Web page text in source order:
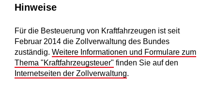
Hinweise
Für die Besteuerung von Kraftfahrzeugen ist seit
Februar 2014 die Zollverwaltung des Bundes
zuständig. Weitere Informationen und Formulare zum
Thema "Kraftfahrzeugsteuer" finden Sie auf den
Internetseiten der Zollverwaltung.